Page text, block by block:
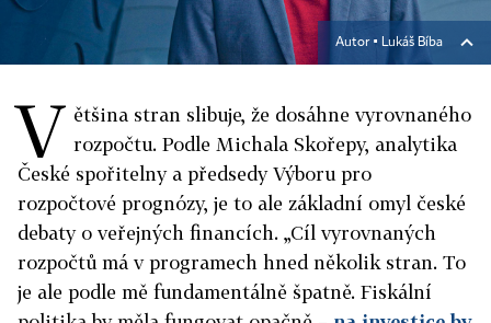
Autor ▪ Lukáš Bíba
V ětšina stran slibuje, že dosáhne vyrovnaného
rozpočtu. Podle Michala Skořepy, analytika
České spořitelny a předsedy Výboru pro
rozpočtové prognózy, je to ale základní omyl české
debaty o veřejných financích. „Cíl vyrovnaných
rozpočtů má v programech hned několik stran. To
je ale podle mě fundamentálně špatně. Fiskální